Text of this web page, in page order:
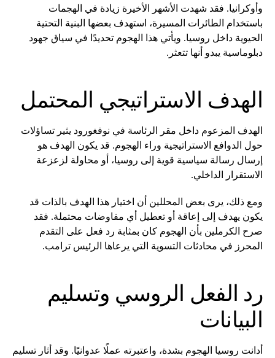
وأوكرانيا. فقد شهدت الأشهر الأخيرة زيادة في الهجمات
باستخدام الطائرات المسيرة، استهدف بعضها البنية التحتية
الحيوية داخل روسيا. ويأتي هذا الهجوم تحديدًا في سياق جهود
دبلوماسية يبدو أنها تتعثر.
الهدف الاستراتيجي المحتمل
الهدف المزعوم داخل مقر الرئاسة في نوفغورود يثير تساؤلات
حول الدوافع الاستراتيجية وراء الهجوم. قد يكون الهدف هو
إرسال رسالة سياسية قوية إلى روسيا، أو محاولة لزعزعة
الاستقرار الداخلي.
ومع ذلك، يرى بعض المحللين أن اختيار هذا الهدف بالذات قد
يكون يهدف إلى إعاقة أو تعطيل أي مفاوضات محتملة. فقد
صرح الكرملين بأن الهجوم كان بمثابة رد فعل على التقدم
المحرز في محادثات التسوية التي يرعاها الرئيس ترامب.
رد الفعل الروسي وتسليم
البيانات
أدانت روسيا الهجوم بشدة، واعتبرته عملًا عدوانيًا. وقد أثار تسليم